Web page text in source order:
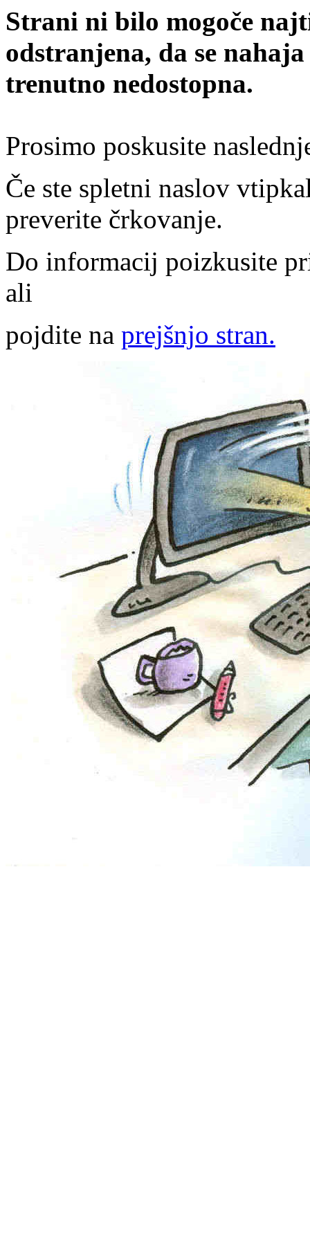
Strani ni bilo mogoče
odstranjena, da se
trenutno nedostopna.
Prosimo poskusite
Če ste spletni naslov
preverite črkovanje.
Do informacij poizkusite
ali
pojdite na prejšnjo stran.